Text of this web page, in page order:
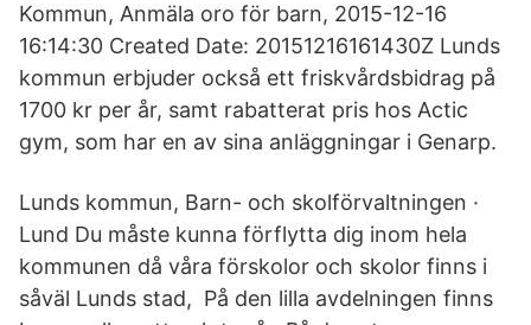
Kommun, Anmäla oro för barn, 2015-12-16
16:14:30 Created Date: 20151216161430Z Lunds
kommun erbjuder också ett friskvårdsbidrag på
1700 kr per år, samt rabatterat pris hos Actic
gym, som har en av sina anläggningar i Genarp.
Lunds kommun, Barn- och skolförvaltningen ·
Lund Du måste kunna förflytta dig inom hela
kommunen då våra förskolor och skolor finns i
såväl Lunds stad, På den lilla avdelningen finns